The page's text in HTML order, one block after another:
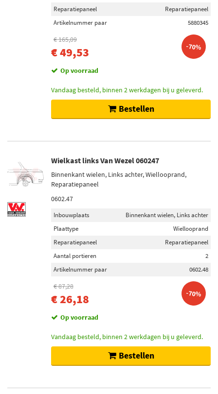
Reparatiepaneel
Reparatiepaneel
Artikelnummer paar
5880345
€ 165,09
€ 49,53 -70%
Op voorraad
Vandaag besteld, binnen 2 werkdagen bij u geleverd.
Bestellen
Wielkast links Van Wezel 060247
Binnenkant wielen, Links achter, Wiellooprand,
Reparatiepaneel
0602.47
Inbouwplaats
Binnenkant wielen, Links achter
Plaattype
Wiellooprand
Reparatiepaneel
Reparatiepaneel
Aantal portieren
2
Artikelnummer paar
0602.48
€ 87,28
€ 26,18 -70%
Op voorraad
Vandaag besteld, binnen 2 werkdagen bij u geleverd.
Bestellen